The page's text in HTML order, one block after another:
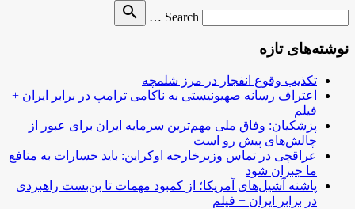
Search …
search
نوشته‌های تازه
تکذیب وقوع انفجار در مرز شلمچه
اعتراف رسانه صهیونیستی به ناکامی ترامپ در برابر ایران +
فیلم
پزشکیان: وفاق ملی مهم‌ترین سرمایه ایران برای عبور از
چالش‌های پیش رو است
عراقچی در تماس وزیرخارجه اوکراین: باید خسارات به منافع
ما جبران شود
پاشنه آشیل‌های آمریکا؛ از کمبود مهمات تا بن‌بست راهبردی
در برابر ایران + فیلم